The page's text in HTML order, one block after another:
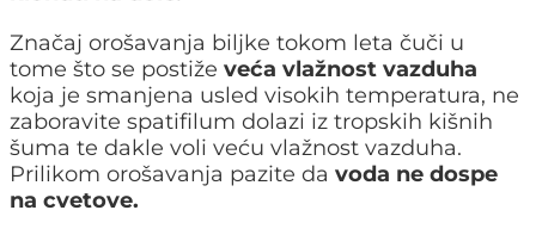
Značaj orošavanja biljke tokom leta čuči u
tome što se postiže veća vlažnost vazduha
koja je smanjena usled visokih temperatura, ne
zaboravite spatifilum dolazi iz tropskih kišnih
šuma te dakle voli veću vlažnost vazduha.
Prilikom orošavanja pazite da voda ne dospe
na cvetove.